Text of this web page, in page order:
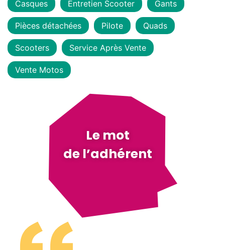
Casques Entretien Scooter Gants
Pièces détachées Pilote Quads
Scooters Service Après Vente
Vente Motos
Le mot
de l’adhérent